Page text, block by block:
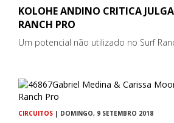
KOLOHE ANDINO CRITICA
RANCH PRO
Um potencial não utilizado no Surf
CIRCUITOS | DOMINGO, 9 SETEMBRO 2018